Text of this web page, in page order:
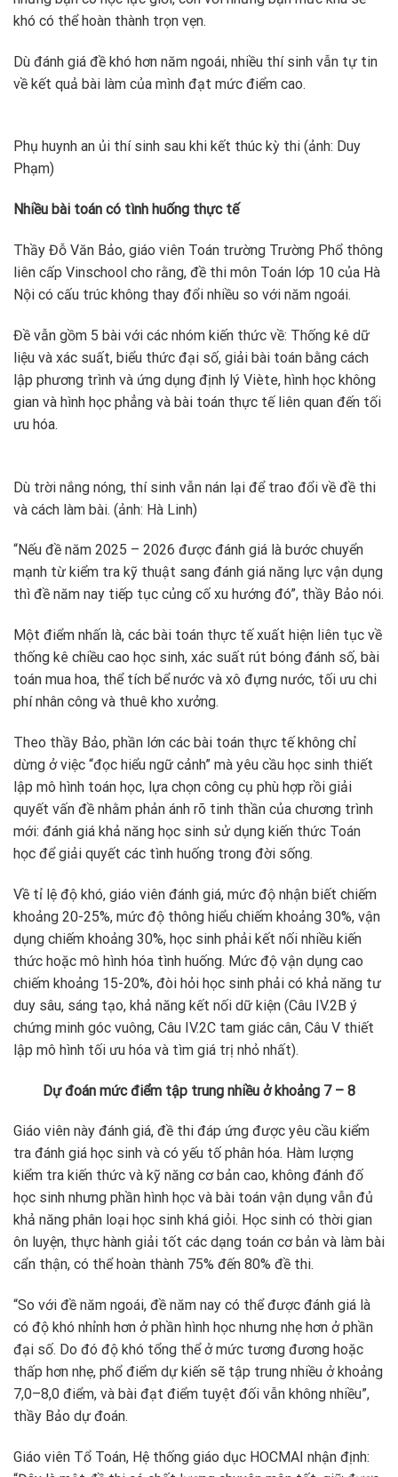
khó có thể hoàn thành trọn vẹn.
Dù đánh giá đề khó hơn năm ngoái, nhiều thí sinh vẫn tự tin
về kết quả bài làm của mình đạt mức điểm cao.
Phụ huynh an ủi thí sinh sau khi kết thúc kỳ thi (ảnh: Duy
Phạm)
Nhiều bài toán có tình huống thực tế
Thầy Đỗ Văn Bảo, giáo viên Toán trường Trường Phổ thông
liên cấp Vinschool cho rằng, đề thi môn Toán lớp 10 của Hà
Nội có cấu trúc không thay đổi nhiều so với năm ngoái.
Đề vẫn gồm 5 bài với các nhóm kiến thức về: Thống kê dữ
liệu và xác suất, biểu thức đại số, giải bài toán bằng cách
lập phương trình và ứng dụng định lý Viète, hình học không
gian và hình học phẳng và bài toán thực tế liên quan đến tối
ưu hóa.
Dù trời nắng nóng, thí sinh vẫn nán lại để trao đổi về đề thi
và cách làm bài. (ảnh: Hà Linh)
“Nếu đề năm 2025 – 2026 được đánh giá là bước chuyển
mạnh từ kiểm tra kỹ thuật sang đánh giá năng lực vận dụng
thì đề năm nay tiếp tục củng cố xu hướng đó”, thầy Bảo nói.
Một điểm nhấn là, các bài toán thực tế xuất hiện liên tục về
thống kê chiều cao học sinh, xác suất rút bóng đánh số, bài
toán mua hoa, thể tích bể nước và xô đựng nước, tối ưu chi
phí nhân công và thuê kho xưởng.
Theo thầy Bảo, phần lớn các bài toán thực tế không chỉ
dừng ở việc “đọc hiểu ngữ cảnh” mà yêu cầu học sinh thiết
lập mô hình toán học, lựa chọn công cụ phù hợp rồi giải
quyết vấn đề nhằm phản ánh rõ tinh thần của chương trình
mới: đánh giá khả năng học sinh sử dụng kiến thức Toán
học để giải quyết các tình huống trong đời sống.
Về tỉ lệ độ khó, giáo viên đánh giá, mức độ nhận biết chiếm
khoảng 20-25%, mức độ thông hiểu chiếm khoảng 30%, vận
dụng chiếm khoảng 30%, học sinh phải kết nối nhiều kiến
thức hoặc mô hình hóa tình huống. Mức độ vận dụng cao
chiếm khoảng 15-20%, đòi hỏi học sinh phải có khả năng tư
duy sâu, sáng tạo, khả năng kết nối dữ kiện (Câu IV.2B ý
chứng minh góc vuông, Câu IV.2C tam giác cân, Câu V thiết
lập mô hình tối ưu hóa và tìm giá trị nhỏ nhất).
Dự đoán mức điểm tập trung nhiều ở khoảng 7 – 8
Giáo viên này đánh giá, đề thi đáp ứng được yêu cầu kiểm
tra đánh giá học sinh và có yếu tố phân hóa. Hàm lượng
kiểm tra kiến thức và kỹ năng cơ bản cao, không đánh đố
học sinh nhưng phần hình học và bài toán vận dụng vẫn đủ
khả năng phân loại học sinh khá giỏi. Học sinh có thời gian
ôn luyện, thực hành giải tốt các dạng toán cơ bản và làm bài
cẩn thận, có thể hoàn thành 75% đến 80% đề thi.
“So với đề năm ngoái, đề năm nay có thể được đánh giá là
có độ khó nhỉnh hơn ở phần hình học nhưng nhẹ hơn ở phần
đại số. Do đó độ khó tổng thể ở mức tương đương hoặc
thấp hơn nhẹ, phổ điểm dự kiến sẽ tập trung nhiều ở khoảng
7,0–8,0 điểm, và bài đạt điểm tuyệt đối vẫn không nhiều”,
thầy Bảo dự đoán.
Giáo viên Tổ Toán, Hệ thống giáo dục HOCMAI nhận định: